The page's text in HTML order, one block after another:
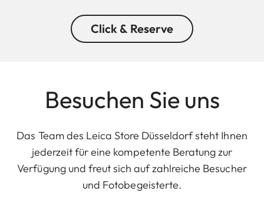
Click & Reserve
Besuchen Sie uns
Das Team des Leica Store Düsseldorf steht Ihnen
jederzeit für eine kompetente Beratung zur
Verfügung und freut sich auf zahlreiche Besucher
und Fotobegeisterte.